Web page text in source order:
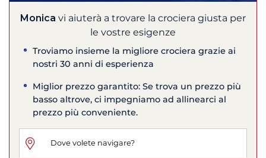
Monica vi aiuterà a trovare la crociera giusta per
le vostre esigenze
Troviamo insieme la migliore crociera grazie ai
nostri 30 anni di esperienza
Miglior prezzo garantito: Se trova un prezzo più
basso altrove, ci impegniamo ad allinearci al
prezzo più conveniente.